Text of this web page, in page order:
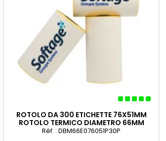
ROTOLO DA 300 ETICHETTE 76X51MM
ROTOLO TERMICO DIAMETRO 66MM
Réf. : DBM66E076051P30P